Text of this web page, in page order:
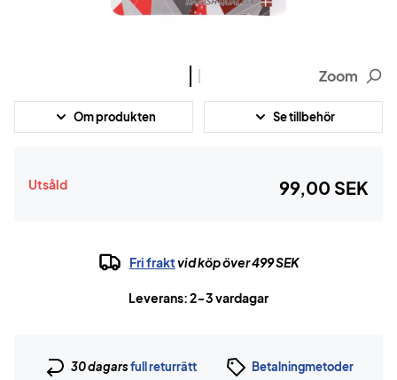
Zoom
Om produkten Se tillbehör
Utsåld 99,00 SEK
Fri fraktvid köp över 499 SEK
Leverans: 2-3 vardagar
30 dagarsfull returrätt Betalningmetoder